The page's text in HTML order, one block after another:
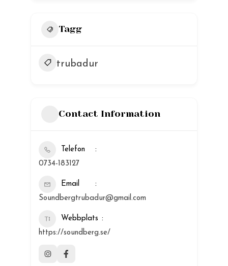
Tagg
trubadur
Contact Information
Telefon
0734-183127
Email
Soundbergtrubadur@gmail.com
Webbplats
https://soundberg.se/